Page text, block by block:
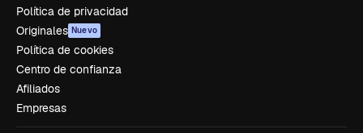
Política de privacidad
Originales Nuevo
Política de cookies
Centro de confianza
Afiliados
Empresas